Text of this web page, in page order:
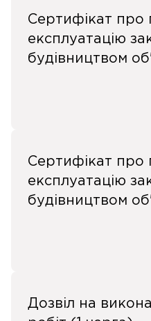
Сертифікат про
експлуатацію
будівництвом
Сертифікат про
експлуатацію
будівництвом
Дозвіл на